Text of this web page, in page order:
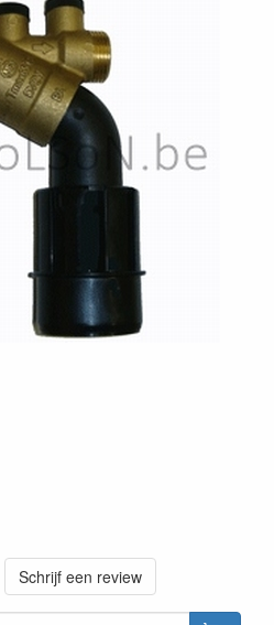
Schrijf een review